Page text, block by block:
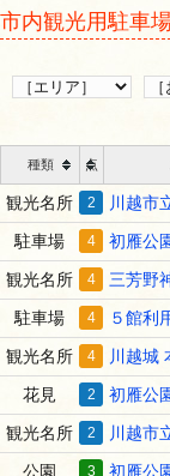
市内観光用駐車
種類 点
観光名所 2 川越市
駐車場 4 初雁公
観光名所 4 三芳野
駐車場 4 ５館利
観光名所 4 川越城
花見 2 初雁公
観光名所 2 川越市
公園 3 初雁公